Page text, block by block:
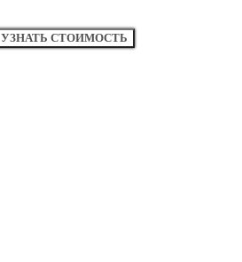
УЗНАТЬ СТОИМОСТЬ